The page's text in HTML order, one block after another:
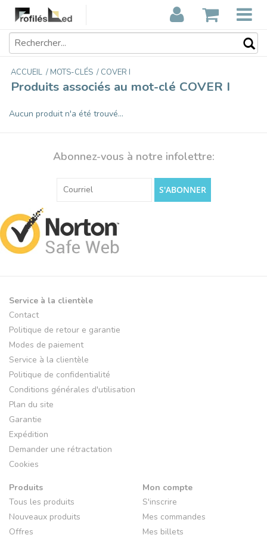
ACCUEIL / MOTS-CLÉS / COVER I
Produits associés au mot-clé COVER I
Aucun produit n'a été trouvé...
Abonnez-vous à notre infolettre:
S'ABONNER
Service à la clientèle
Contact
Politique de retour e garantie
Modes de paiement
Service à la clientèle
Politique de confidentialité
Conditions générales d'utilisation
Plan du site
Garantie
Expédition
Demander une rétractation
Cookies
Produits
Tous les produits
Nouveaux produits
Offres
Mon compte
S'inscrire
Mes commandes
Mes billets